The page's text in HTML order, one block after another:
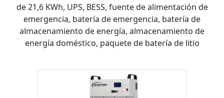
de 21,6 KWh, UPS, BESS, fuente de alimentación de
emergencia, batería de emergencia, batería de
almacenamiento de energía, almacenamiento de
energía doméstico, paquete de batería de litio